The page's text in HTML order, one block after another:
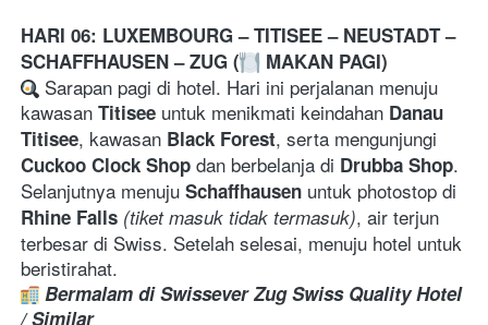
HARI 06: LUXEMBOURG – TITISEE – NEUSTADT –
SCHAFFHAUSEN – ZUG (
MAKAN PAGI)
Sarapan pagi di hotel. Hari ini perjalanan menuju
kawasan Titisee untuk menikmati keindahan Danau
Titisee, kawasan Black Forest
Cuckoo Clock Shop dan berbelanja di Drubba Shop.
Selanjutnya menuju Schaffhausen
Rhine Falls (tiket masuk tidak termasuk), air terjun
terbesar di Swiss. Setelah selesai, menuju hotel untuk
beristirahat.
Bermalam di Swissever Zug Swiss Quality Hotel
/ Similar